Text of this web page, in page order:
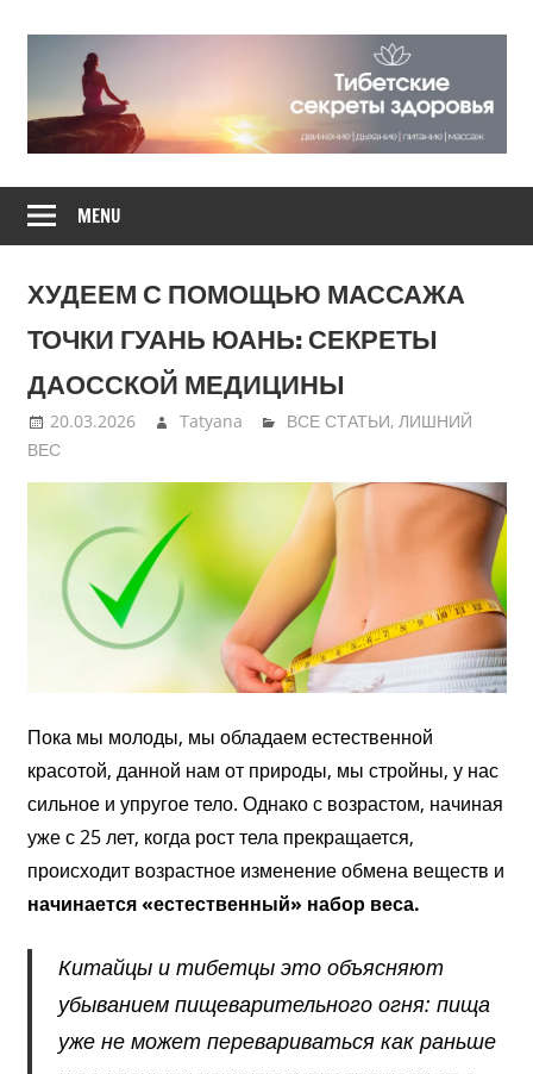
ТИБЕТСКИЕ
СЕКРЕТЫ
ЗДОРОВЬЯ
дыхание,
питание,
MENU
ХУДЕЕМ С ПОМОЩЬЮ МАССАЖА
ТОЧКИ ГУАНЬ ЮАНЬ: СЕКРЕТЫ
ДАОССКОЙ МЕДИЦИНЫ
20.03.2026 Tatyana ВСЕ СТАТЬИ,ЛИШНИЙ
ВЕС
Пока мы молоды, мы обладаем естественной
красотой, данной нам от природы, мы стройны, у нас
сильное и упругое тело. Однако с возрастом, начиная
уже с 25 лет, когда рост тела прекращается,
происходит возрастное изменение обмена веществ и
начинается «естественный» набор веса.
Китайцы и тибетцы это объясняют
убыванием пищеварительного огня: пища
уже не может перевариваться как раньше